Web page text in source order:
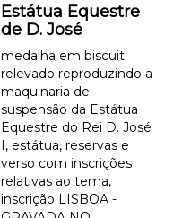
Estátua Equestre
de D. José
medalha em biscuit
relevado reproduzindo a
maquinaria de
suspensão da Estátua
Equestre do Rei D. José
I, estátua, reservas e
verso com inscrições
relativas ao tema,
inscrição LISBOA -